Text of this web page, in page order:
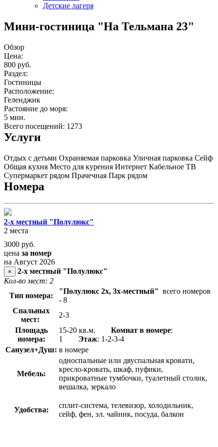
Детские лагеря
Мини-гостиница "На Тельмана 23"
Обзор
Цена:
800 руб.
Раздел:
Гостиницы
Расположение:
Геленджик
Растояние до моря:
5 мин.
Всего посещений: 1273
Услуги
Отдых с детьми Охраняемая парковка Уличная парковка Сейф
Общая кухня Место для курения Интернет Кабельное ТВ
Супермаркет рядом Прачечная Парк рядом
Номера
2-х местный "Полулюкс"
2 места
3000 руб.
цена за номер
на Август 2026
×
2-х местный "Полулюкс"
Кол-во мест: 2
Тип номера:
"Полулюкс 2х, 3х-местный" всего номеров
- 8
Спальных
мест:
2-3
Площадь
номера:
15-20 кв.м. Комнат в номере:
1 Этаж: 1-2-3-4
Санузел+Душ: в номере
Мебель:
односпальные или двуспальная кровати,
кресло-кровать, шкаф, пуфики,
прикроватные тумбочки, туалетный столик,
вешалка, зеркало
Удобства:
сплит-система, телевизор, холодильник,
сейф, фен, эл. чайник, посуда, балкон